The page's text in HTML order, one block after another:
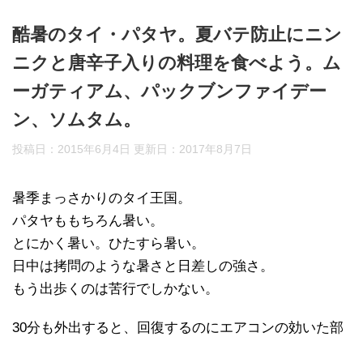
酷暑のタイ・パタヤ。夏バテ防止にニン
ニクと唐辛子入りの料理を食べよう。ム
ーガティアム、パックブンファイデー
ン、ソムタム。
投稿日：2015年6月4日 更新日： 2017年8月7日
暑季まっさかりのタイ王国。
パタヤももちろん暑い。
とにかく暑い。ひたすら暑い。
日中は拷問のような暑さと日差しの強さ。
もう出歩くのは苦行でしかない。
30分も外出すると、回復するのにエアコンの効いた部